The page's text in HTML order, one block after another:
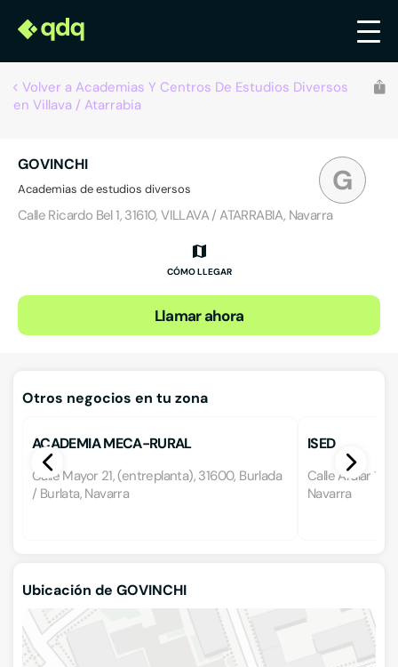
Volver a Academias Y Centros De Estudios Diversos
en Villava / Atarrabia
G
GOVINCHI
Academias de estudios diversos
Calle Ricardo Bel 1, 31610, VILLAVA / ATARRABIA, Navarra
CÓMO LLEGAR
Llamar ahora
Otros negocios en tu zona
ACADEMIA MECA-RURAL
Calle Mayor 21, (entreplanta), 31600, Burlada
/ Burlata, Navarra
ISED
Calle Aralar 15,
Navarra
Ubicación de GOVINCHI